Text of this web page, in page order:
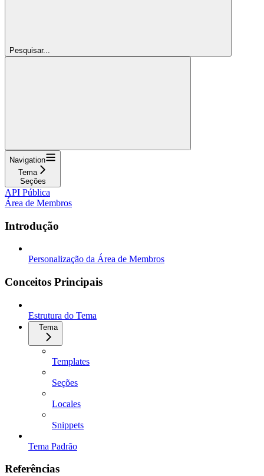
Pesquisar...
Navigation
Tema
Seções
API Pública
Área de Membros
Introdução
Personalização da Área de Membros
Conceitos Principais
Estrutura do Tema
Tema
Templates
Seções
Locales
Snippets
Tema Padrão
Referências